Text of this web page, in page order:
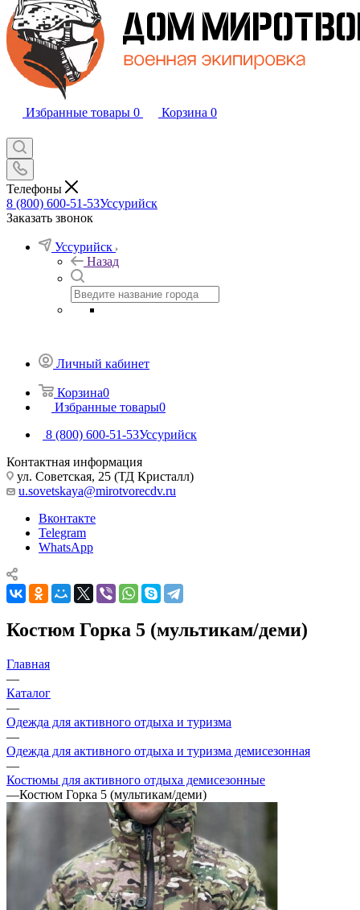
Избранные товары 0 Корзина 0
Телефоны
8 (800) 600-51-53Уссурийск
Заказать звонок
Уссурийск
Назад
Личный кабинет
Корзина0
Избранные товары0
8 (800) 600-51-53Уссурийск
Контактная информация
ул. Советская, 25 (ТД Кристалл)
u.sovetskaya@mirotvorecdv.ru
Вконтакте
Telegram
WhatsApp
Костюм Горка 5 (мультикам/деми)
Главная
—
Каталог
—
Одежда для активного отдыха и туризма
—
Одежда для активного отдыха и туризма демисезонная
—
Костюмы для активного отдыха демисезонные
—Костюм Горка 5 (мультикам/деми)